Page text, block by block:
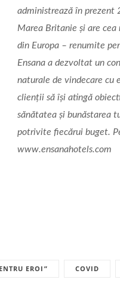
administrează în prezent
Marea Britanie și are
din Europa – renumite
Ensana a dezvoltat un
naturale de vindecare cu
clienții să își atingă
sănătatea și bunăstarea
potrivite fiecărui buget.
www.ensanahotels.com
EROI” COVID